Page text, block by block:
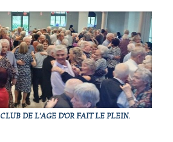
DE L'AGE D'OR FAIT LE PLEIN.